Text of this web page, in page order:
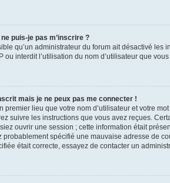
puis-je pas m’inscrire ?
qu’un administrateur du forum ait désactivé les
ou interdit l’utilisation du nom d’utilisateur que
mais je ne peux pas me connecter !
premier lieu que votre nom d’utilisateur et votre
suivre les instructions que vous avez reçues.
ouvrir une session ; cette information était
probablement spécifié une mauvaise adresse de
était correcte, essayez de contacter un